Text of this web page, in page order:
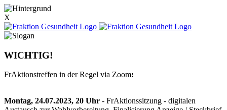
X
WICHTIG!
FrAktionstreffen in der Regel via Zoom:
Montag, 24.07.2023, 20 Uhr - FrAktionssitzung - digitalen